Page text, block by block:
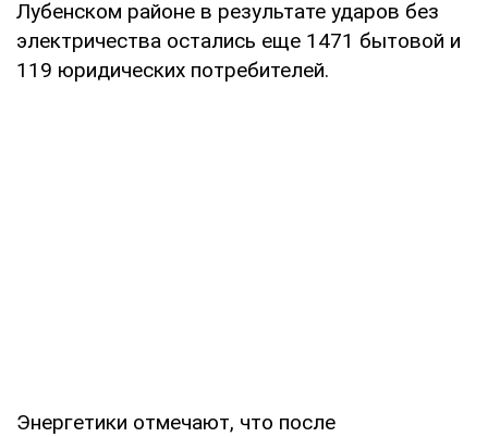
Лубенском районе в результате ударов без
электричества остались еще 1471 бытовой и
119 юридических потребителей.
Энергетики отмечают, что после